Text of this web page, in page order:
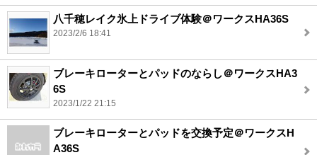
八千穂レイク氷上ドライブ体験＠ワークスHA36S
2023/2/6 18:41
ブレーキローターとパッドのならし＠ワークスHA3
6S
2023/1/22 21:15
ブレーキローターとパッドを交換予定＠ワークスH
A36S